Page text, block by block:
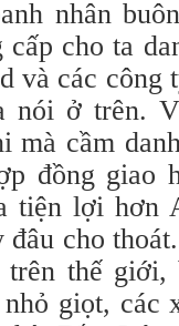
nhân
cho ta
và các
nói ở trên.
mà cầm
đồng giao
tiện lợi hơn
cho
trên thế
giọt, các